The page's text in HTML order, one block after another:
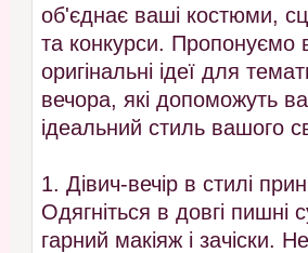
об'єднає ваші костюми,
та конкурси. Пропонуємо
оригінальні ідеї для
вечора, які допоможуть
ідеальний стиль вашого
1. Дівич-вечір в стилі
Одягніться в довгі пишні
гарний макіяж і зачіски.